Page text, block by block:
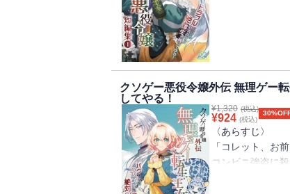
リリアーナが社
【目次】
悪役令嬢は学生生
悪役令嬢は友達
悪役令嬢は学年
悪役令嬢は学年
や、聖女セシリ
段とは違う角度
そして！なんと
りコミカライズ
に！
悪役令嬢は転入
本編では見られ
「悪役令嬢はお
生！ その原因は
「悪役令嬢は学
王立学園で寮生
は、現代日本と
クソゲー悪役令嬢外伝 無理ゲー
してやる！
¥1,320 (税込)
¥924 (税込)
〈あらすじ〉
「コレット、お
コンビニ強盗に
「救世のヒロイ